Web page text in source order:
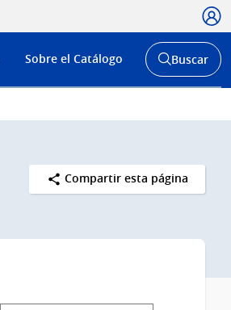
Menú
de
Sobre el Catálogo
Abrir
buscador
Buscar
Compartir esta página